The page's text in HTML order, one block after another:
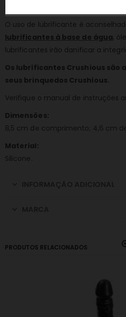
O uso de lubrificante é
lubrificantes à base de água,
lubrificantes irão danificar a
Os lubrificantes Crushious são
seus brinquedos Crushious.
Verifique o manual de instruções
Dimensões:
8,5 cm de comprimento; 4,6 cm
Material:
Silicone.
PRODUTOS RELACIONADOS